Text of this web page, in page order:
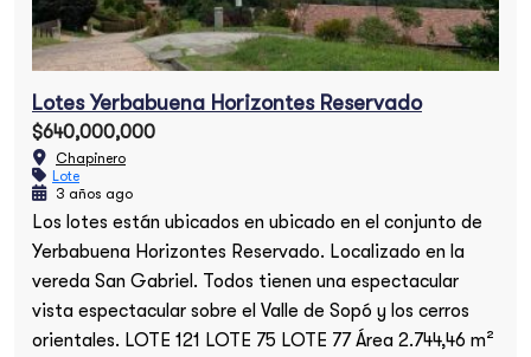
Lotes Yerbabuena Horizontes Reservado
$640,000,000
Chapinero
Lote
3 años ago
Los lotes están ubicados en ubicado en el conjunto de
Yerbabuena Horizontes Reservado. Localizado en la
vereda San Gabriel. Todos tienen una espectacular
vista espectacular sobre el Valle de Sopó y los cerros
orientales. LOTE 121 LOTE 75 LOTE 77 Área 2.744,46 m²